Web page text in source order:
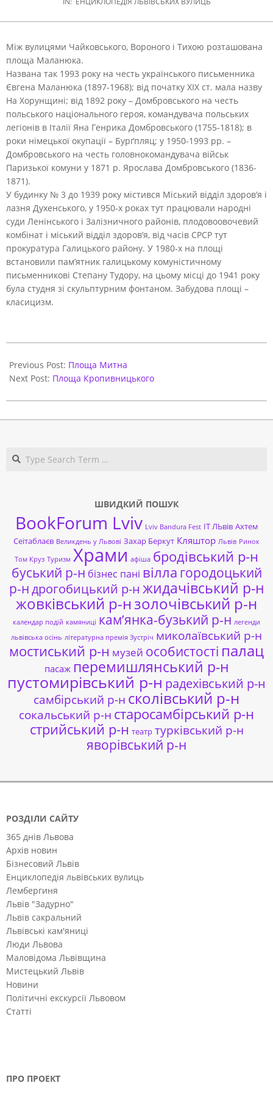
Між вулицями Чайковського, Вороного і Тихою розташована
площа Маланюка.
Названа так 1993 року на честь українського письменника
Євгена Маланюка (1897-1968); від початку XIX ст. мала назву
На Хорунщині; від 1892 року – Домбровського на честь
польського національного героя, командувача польських
легіонів в Італії Яна Генрика Домбровського (1755-1818); в
роки німецької окупації – Бурґпляц; у 1950-1993 рр. –
Домбровського на честь головнокомандувача військ
Паризької комуни у 1871 р. Ярослава Домбровського (1836-
1871).
У будинку № 3 до 1939 року містився Міський відділ здоров’я і
лазня Духенського, у 1950-х роках тут працювали народні
суди Ленінського і Залізничного районів, плодовоовочевий
комбінат і міський відділ здоров’я, від часів СРСР тут
прокуратура Галицького району. У 1980-х на площі
встановили пам’ятник галицькому комуністичному
письменникові Степану Тудору, на цьому місці до 1941 року
була студня зі скульптурним фонтаном. Забудова площі –
класицизм.
06-
01
Previous Post: Площа Митна
Next Post: Площа Кропивницького
ШВИДКИЙ ПОШУК
BookForum Lviv Lviv Bandura Fest ІТ ЛЬвів Ахтем
Сеітаблаєв Великдень у Львові Захар Беркут Кляштор Львів Ринок
Том Круз Туризм Храми афіша бродівський р-н
буський р-н бізнес пані вілла городоцький
р-ндрогобицький р-н жидачівський р-н
жовківський р-нзолочівський р-н
календар подій камяниці кам’янка-бузький р-н легенди
львівська осінь літературна премія Зустріч миколаївський р-н
мостиський р-н музей особистості палац
пасаж перемишлянський р-н
пустомирівський р-н радехівський р-н
самбірський р-н сколівський р-н
сокальський р-н старосамбірський р-н
стрийський р-н театр турківський р-н
яворівський р-н
РОЗДІЛИ САЙТУ
365 днів Львова
Архів новин
Бізнесовий Львів
Енциклопедія львівських вулиць
Лембергиня
Львів "Задурно"
Львів сакральний
Львівські кам'яниці
Люди Львова
Маловідома Львівщина
Мистецький Львів
Новини
Політичні екскурсії Львовом
Статті
ПРО ПРОЕКТ